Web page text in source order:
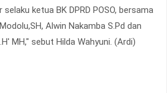
ketua BK DPRD POSO, bersama
Alwin Nakamba S.Pd dan
MH," sebut Hilda Wahyuni. (Ardi)